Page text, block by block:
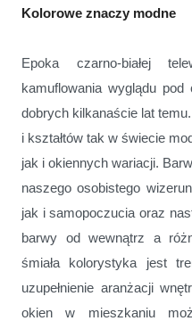
Kolorowe znaczy modne
Epoka czarno-białej
kamuflowania wyglądu pod
dobrych kilkanaście lat
i kształtów tak w świecie
jak i okiennych wariacji.
naszego osobistego
jak i samopoczucia oraz
barwy od wewnątrz a
śmiała kolorystyka jest
uzupełnienie aranżacji
okien w mieszkaniu